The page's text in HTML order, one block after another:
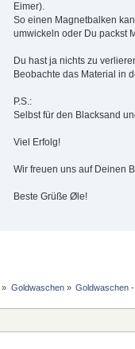
Eimer).
So einen Magnetbalken
umwickeln oder Du packst
Du hast ja nichts zu
Beobachte das Material in
P.S.:
Selbst für den Blacksand
Viel Erfolg!
Wir freuen uns auf Deinen
Beste Grüße Øle!
» Goldwaschen» Goldwaschen